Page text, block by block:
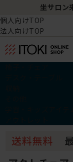
坐サロン
個人向けTOP
法人向けTOP